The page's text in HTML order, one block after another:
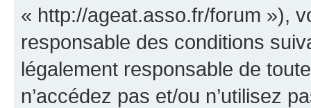
« http://ageat.asso.fr/forum »),
responsable des conditions
légalement responsable de
n’accédez pas et/ou n’utilisez